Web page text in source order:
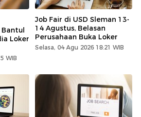
Bantul
Loker
WIB
Job Fair di USD Sleman 13-
14 Agustus, Belasan
Perusahaan Buka Loker
Selasa, 04 Agu 2026 18:21 WIB